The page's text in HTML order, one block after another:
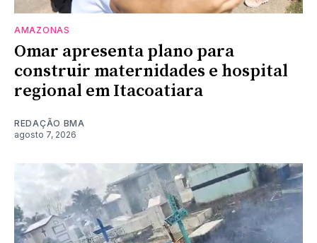
AMAZONAS
Omar apresenta plano para
construir maternidades e hospital
regional em Itacoatiara
REDAÇÃO BMA
agosto 7, 2026